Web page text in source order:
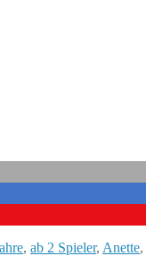
, ab 2 Spieler, Anette,